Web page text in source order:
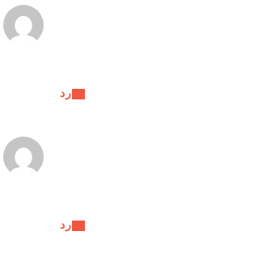
رد
رد